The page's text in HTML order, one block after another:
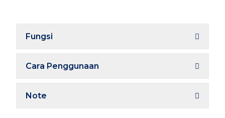
Fungsi
Cara Penggunaan
Note